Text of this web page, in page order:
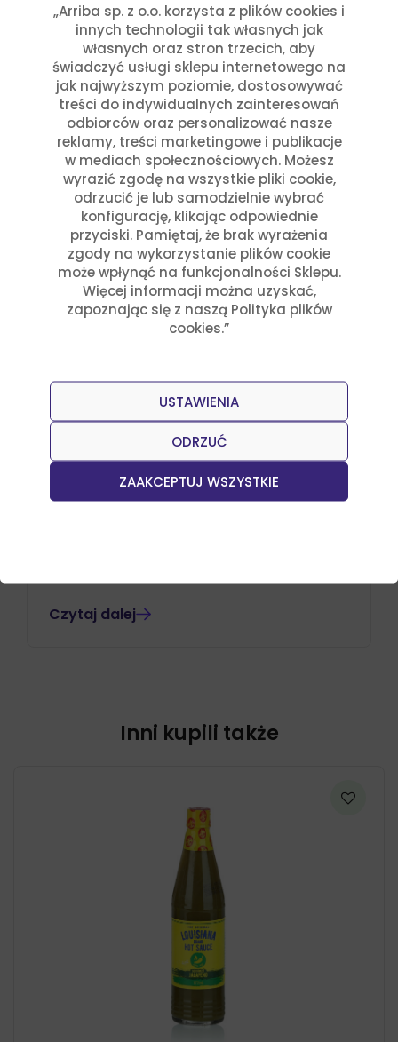
„Arriba sp. z o.o. korzysta z plików cookies i
innych technologii tak własnych jak
własnych oraz stron trzecich, aby
świadczyć usługi sklepu internetowego na
jak najwyższym poziomie, dostosowywać
treści do indywidualnych zainteresowań
odbiorców oraz personalizować nasze
reklamy, treści marketingowe i publikacje
w mediach społecznościowych. Możesz
wyrazić zgodę na wszystkie pliki cookie,
odrzucić je lub samodzielnie wybrać
konfigurację, klikając odpowiednie
przyciski. Pamiętaj, że brak wyrażenia
zgody na wykorzystanie plików cookie
może wpłynąć na funkcjonalności Sklepu.
Więcej informacji można uzyskać,
zapoznając się z naszą Polityka plików
cookies.”
ZAAKCEPTUJ WSZYSTKIE
ODRZUĆ
USTAWIENIA
Przepisy Julia Sztyler
Nachos México
Czytaj dalej
Czytaj dalej
Inni kupili także